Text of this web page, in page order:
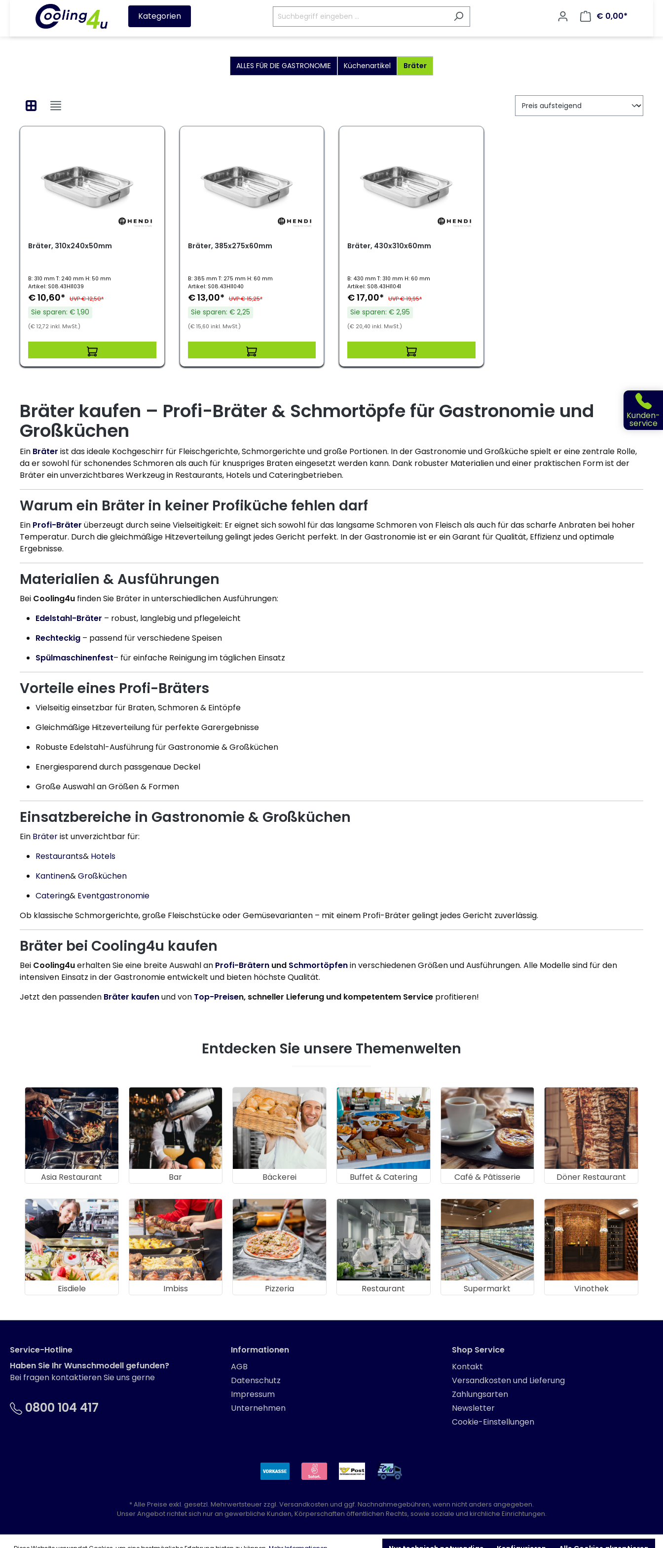
Kunden-
service
Kategorien € 0,00*
ALLES FÜR DIE GASTRONOMIE Küchenartikel Bräter
Bräter, 310x240x50mm
B: 310 mm T: 240 mm H: 50 mm
Artikel: S08.43HI1039
€ 10,60* UVP € 12,50*
Sie sparen: € 1,90
(€ 12,72 inkl. MwSt.)
Bräter, 385x275x60mm
B: 385 mm T: 275 mm H: 60 mm
Artikel: S08.43HI1040
€ 13,00* UVP € 15,25*
Sie sparen: € 2,25
(€ 15,60 inkl. MwSt.)
Bräter, 430x310x60mm
B: 430 mm T: 310 mm H: 60 mm
Artikel: S08.43HI1041
€ 17,00* UVP € 19,95*
Sie sparen: € 2,95
(€ 20,40 inkl. MwSt.)
Bräter kaufen – Profi-Bräter & Schmortöpfe für Gastronomie und
Großküchen
Ein Bräter ist das ideale Kochgeschirr für Fleischgerichte, Schmorgerichte und große Portionen. In der Gastronomie und Großküche spielt er eine zentrale Rolle,
da er sowohl für schonendes Schmoren als auch für knuspriges Braten eingesetzt werden kann. Dank robuster Materialien und einer praktischen Form ist der
Bräter ein unverzichtbares Werkzeug in Restaurants, Hotels und Cateringbetrieben.
Warum ein Bräter in keiner Profiküche fehlen darf
Ein Profi-Bräter überzeugt durch seine Vielseitigkeit: Er eignet sich sowohl für das langsame Schmoren von Fleisch als auch für das scharfe Anbraten bei hoher
Temperatur. Durch die gleichmäßige Hitzeverteilung gelingt jedes Gericht perfekt. In der Gastronomie ist er ein Garant für Qualität, Effizienz und optimale
Ergebnisse.
Materialien & Ausführungen
Bei Cooling4u finden Sie Bräter in unterschiedlichen Ausführungen:
Edelstahl-Bräter – robust, langlebig und pflegeleicht
Rechteckig – passend für verschiedene Speisen
Spülmaschinenfest– für einfache Reinigung im täglichen Einsatz
Vorteile eines Profi-Bräters
Vielseitig einsetzbar für Braten, Schmoren & Eintöpfe
Gleichmäßige Hitzeverteilung für perfekte Garergebnisse
Robuste Edelstahl-Ausführung für Gastronomie & Großküchen
Energiesparend durch passgenaue Deckel
Große Auswahl an Größen & Formen
Einsatzbereiche in Gastronomie & Großküchen
Ein Bräterist unverzichtbar für:
Restaurants& Hotels
Kantinen&Großküchen
Catering& Eventgastronomie
Ob klassische Schmorgerichte, große Fleischstücke oder Gemüsevarianten – mit einem Profi-Bräter gelingt jedes Gericht zuverlässig.
Bräter bei Cooling4u kaufen
Bei Cooling4uerhalten Sie eine breite Auswahl an Profi-Brätern und Schmortöpfenin verschiedenen Größen und Ausführungen. Alle Modelle sind für den
intensiven Einsatz in der Gastronomie entwickelt und bieten höchste Qualität.
Jetzt den passenden Bräter kaufenund von Top-Preisen, schneller Lieferung und kompetentem Service profitieren!
Entdecken Sie unsere Themenwelten
Asia Restaurant Bar Bäckerei Buffet & Catering Café & Pâtisserie Döner Restaurant
Eisdiele Imbiss Pizzeria Restaurant Supermarkt Vinothek
Service-Hotline
Haben Sie Ihr Wunschmodell gefunden?
Bei fragen kontaktieren Sie uns gerne
0800 104 417
Informationen
AGB
Datenschutz
Impressum
Unternehmen
Shop Service
Kontakt
Versandkosten und Lieferung
Zahlungsarten
Newsletter
Cookie-Einstellungen
* Alle Preise exkl. gesetzl. Mehrwertsteuer zzgl. Versandkosten und ggf. Nachnahmegebühren, wenn nicht anders angegeben.
Unser Angebot richtet sich nur an gewerbliche Kunden, Körperschaften öffentlichen Rechts, sowie soziale und kirchliche Einrichtungen.